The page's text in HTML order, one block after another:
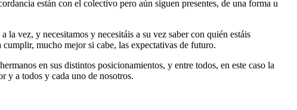
están con el colectivo pero aún siguen presentes, de una forma u
vez, y necesitamos y necesitáis a su vez saber con quién estáis
mucho mejor si cabe, las expectativas de futuro.
en sus distintos posicionamientos, y entre todos, en este caso la
y a todos y cada uno de nosotros.